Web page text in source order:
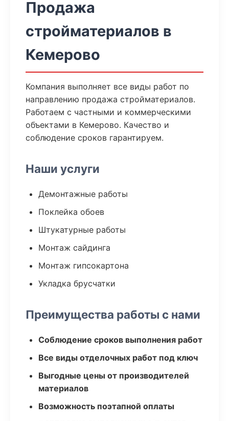
Продажа
стройматериалов в
Кемерово
Компания выполняет все виды работ по
направлению продажа стройматериалов.
Работаем с частными и коммерческими
объектами в Кемерово. Качество и
соблюдение сроков гарантируем.
Наши услуги
Демонтажные работы
Поклейка обоев
Штукатурные работы
Монтаж сайдинга
Монтаж гипсокартона
Укладка брусчатки
Преимущества работы с нами
Соблюдение сроков выполнения работ
Все виды отделочных работ под ключ
Выгодные цены от производителей
материалов
Возможность поэтапной оплаты